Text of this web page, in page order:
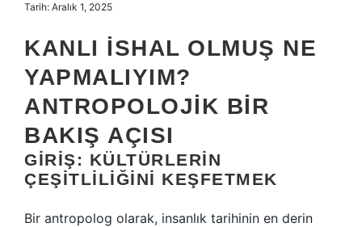
Tarih: Aralık 1, 2025
KANLI İSHAL OLMUŞ NE
YAPMALIYIM?
ANTROPOLOJIK BIR
BAKIŞ AÇISI
GIRIŞ: KÜLTÜRLERIN
ÇEŞITLILIĞINI KEŞFETMEK
Bir antropolog olarak, insanlık tarihinin en derin